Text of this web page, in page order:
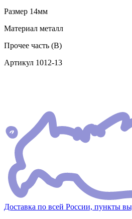
Размер 14мм
Материал металл
Прочее часть (В)
Артикул 1012-13
Доставка по всей России, пункты